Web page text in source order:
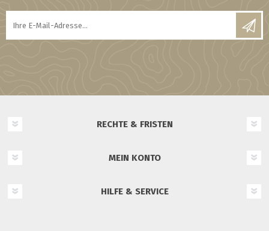
RECHTE & FRISTEN
MEIN KONTO
HILFE & SERVICE